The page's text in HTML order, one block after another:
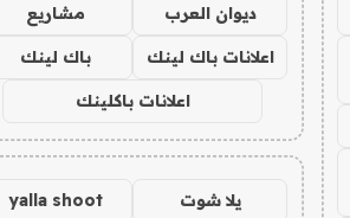
ديوان العرب مشاريع
اعلانات باك لينك باك لينك
اعلانات باكلينك
يلا شوت yalla shoot